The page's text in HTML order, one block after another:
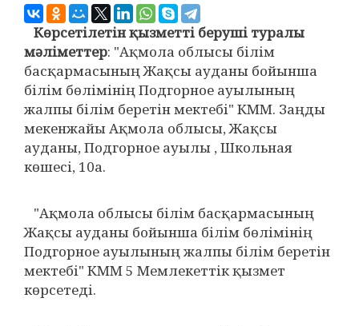
Көрсетілетін қызметті беруші туралы
мәліметтер: "Ақмола облысы білім
басқармасының Жақсы ауданы бойынша
білім бөлімінің Подгорное ауылының
жалпы білім беретін мектебі" КММ. Заңды
мекенжайы Ақмола облысы, Жақсы
ауданы, Подгорное ауылы , Школьная
көшесі, 10а.
"Ақмола облысы білім басқармасының
Жақсы ауданы бойынша білім бөлімінің
Подгорное ауылының жалпы білім беретін
мектебі" КММ 5 Мемлекеттік қызмет
көрсетеді.